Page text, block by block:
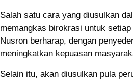
Salah satu cara yang diusulkan
memangkas birokrasi untuk
Nusron berharap, dengan
meningkatkan kepuasan
Selain itu, akan diusulkan pula